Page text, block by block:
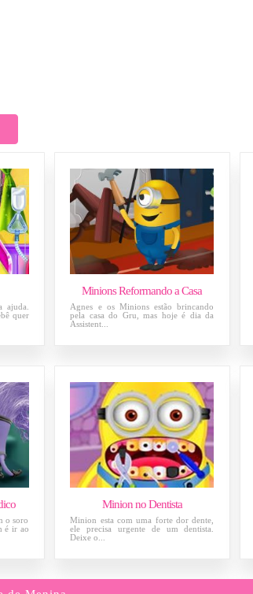
ajuda.
quer
Minions Reformando a Casa
Agnes e os Minions estão brincando
pela casa do Gru, mas hoje é dia da
Assistent...
o soro
é ir ao
Minion no Dentista
Minion esta com uma forte dor dente,
ele precisa urgente de um dentista.
Deixe o...